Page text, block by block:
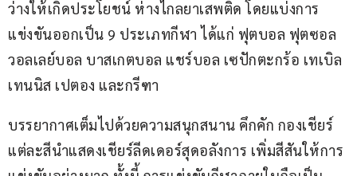
ว่างให้เกิดประโยชน์ ห่างไกลยาเสพติด โดยแบ่งการ
แข่งขันออกเป็น 9 ประเภทกีฬา ได้แก่ ฟุตบอล ฟุตซอล
วอลเลย์บอล บาสเกตบอล แชร์บอล เซปักตะกร้อ เทเบิล
เทนนิส เปตอง และกรีฑา
บรรยากาศเต็มไปด้วยความสนุกสนาน คึกคัก กองเชียร์
แต่ละสีนำแสดงเชียร์ลีดเดอร์สุดอลังการ เพิ่มสีสันให้การ